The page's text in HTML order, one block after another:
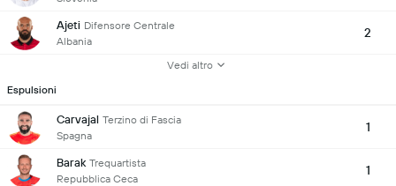
Ajeti Difensore Centrale
Albania
2
Vedi altro
Espulsioni
Carvajal Terzino di Fascia
Spagna
1
Barak Trequartista
Repubblica Ceca
1